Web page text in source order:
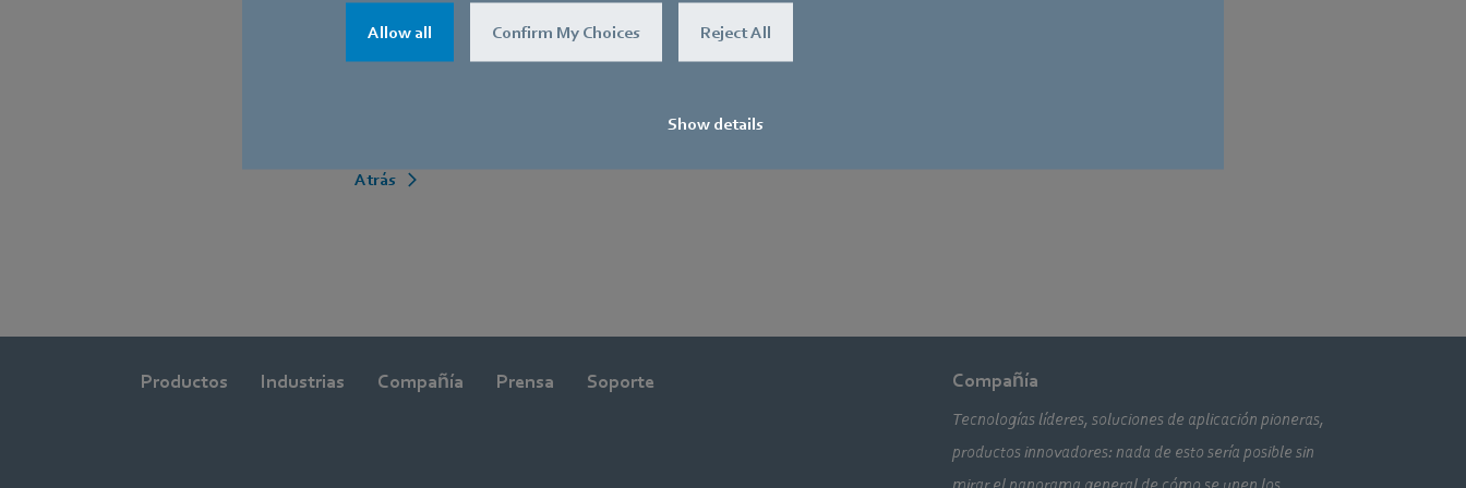
Allow all Confirm My Choices Reject All
Show details
Hahn & Tessky, en Esslingen, Alemania.
Atrás
Productos Industrias Compañía Prensa Soporte Compañía
Tecnologías líderes, soluciones de aplicación pioneras,
productos innovadores: nada de esto sería posible sin